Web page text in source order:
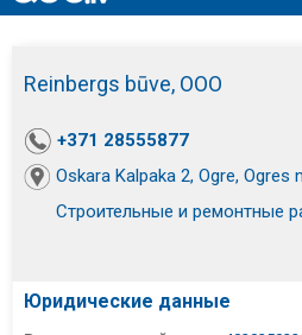
Reinbergs būve, ООО
+371 28555877
Oskara Kalpaka 2, Ogre, Ogres
Строительные и ремонтные
Юридические данные